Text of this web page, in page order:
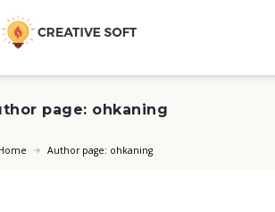
page: ohkaning
Author page: ohkaning